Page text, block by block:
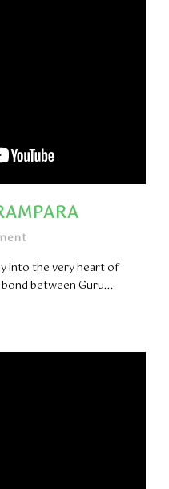
into the very heart of
between Guru...